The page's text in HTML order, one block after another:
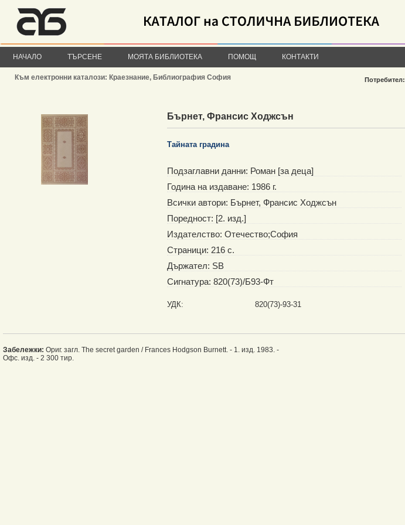
НАЧАЛО ТЪРСЕНЕ МОЯТА БИБЛИОТЕКА ПОМОЩ КОНТАКТИ
Към електронни каталози: Краезнание, Библиография София Потребител:
Бърнет, Франсис Ходжсън
Тайната градина
Подзаглавни данни: Роман [за деца]
Година на издаване: 1986 г.
Всички автори: Бърнет, Франсис Ходжсън
Поредност: [2. изд.]
Издателство: Отечество;София
Страници: 216 с.
Държател: SB
Сигнатура: 820(73)/Б93-Фт
УДК: 820(73)-93-31
Забележки: Ориг. загл. The secret garden / Frances Hodgson Burnett. - 1. изд. 1983. -
Офс. изд. - 2 300 тир.